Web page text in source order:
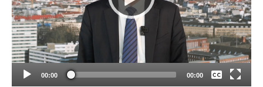
Inhalte in Gebärdensprache (DGS)
Leichte Sprache
00:00 00:00
Keine
Deutsch